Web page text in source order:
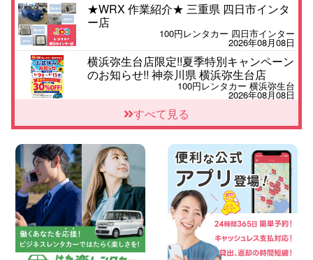
★WRX 作業紹介★ 三重県 四日市インタ
ー店
100円レンタカー 四日市インター
2026年08月08日
横浜弥生台店限定!!夏季特別キャンペーン
のお知らせ!! 神奈川県 横浜弥生台店
100円レンタカー 横浜弥生台
2026年08月08日
2026三河安城店お盆休みご連絡 愛知県
三河安城店
2026年08月08日
☆ お盆特別乗り放題プラン ☆ 埼玉県 杉
戸店
100円レンタカー 杉戸
2026年08月07日
佐渡でのドライブは安全第一!交通事故に
ご注意ください 新潟県 佐渡空港店
100円レンタカー 佐渡空港
2026年08月07日
すべて見る